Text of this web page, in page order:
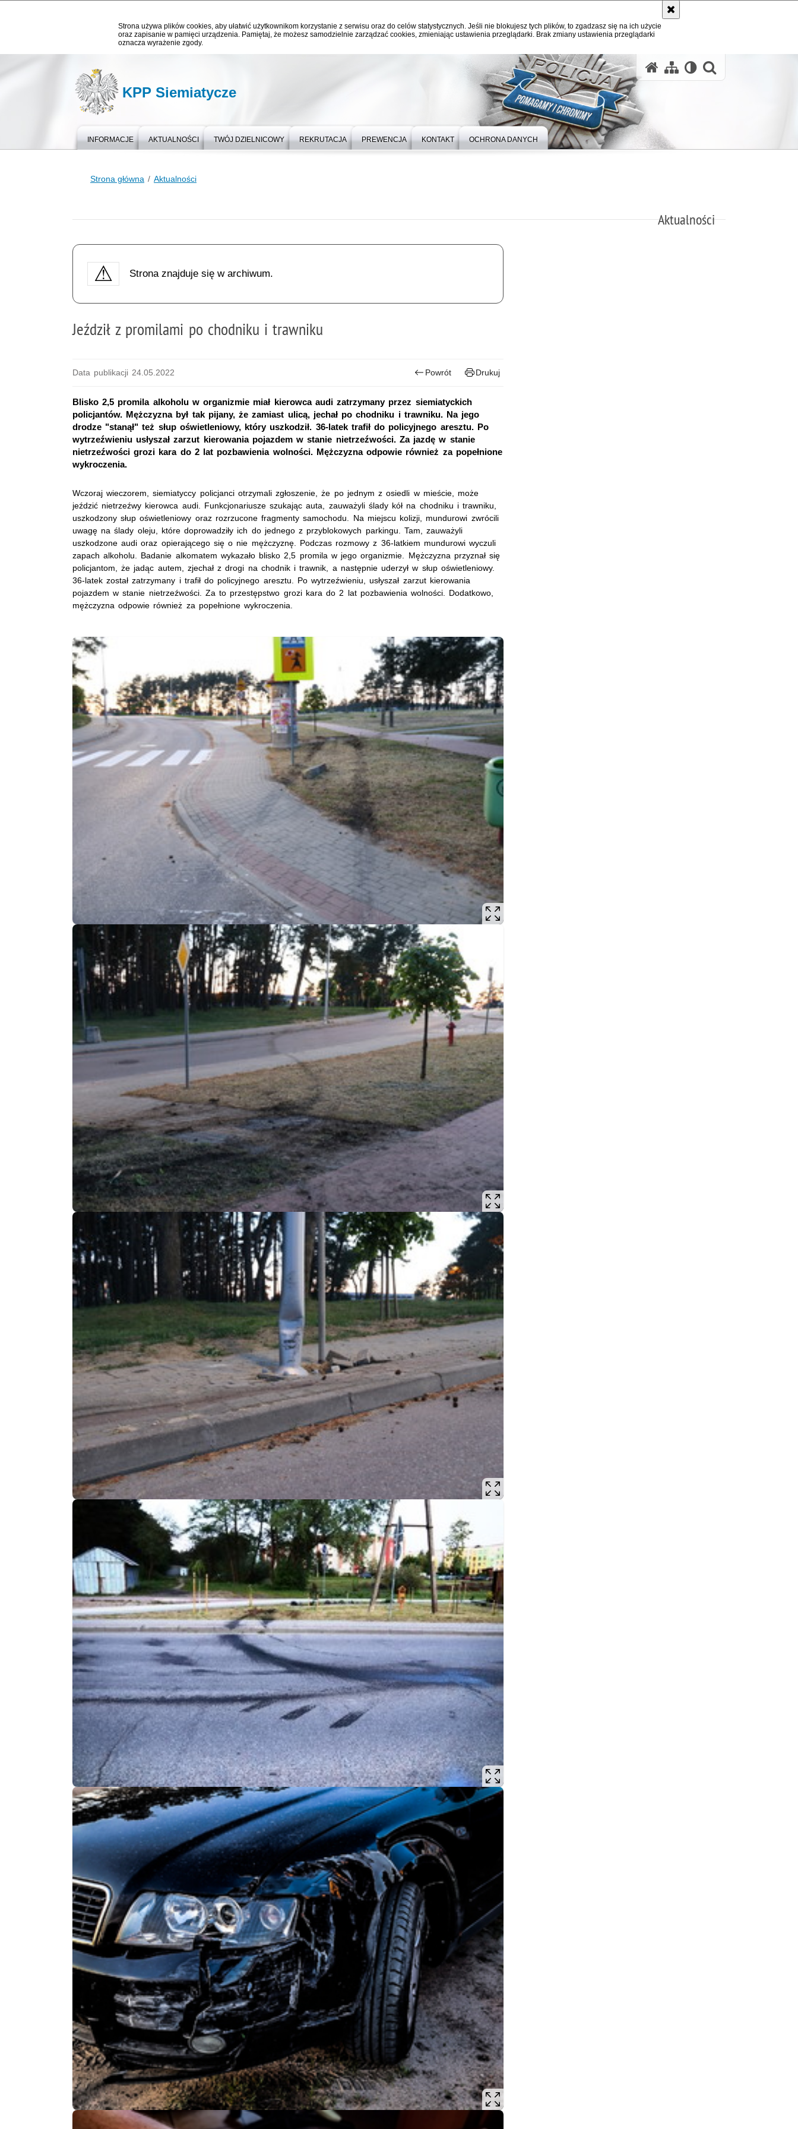
Strona używa plików cookies, aby ułatwić użytkownikom korzystanie z serwisu oraz do celów statystycznych. Jeśli nie blokujesz tych plików, to zgadzasz się na ich użycie
oraz zapisanie w pamięci urządzenia. Pamiętaj, że możesz samodzielnie zarządzać cookies, zmieniając ustawienia przeglądarki. Brak zmiany ustawienia przeglądarki
oznacza wyrażenie zgody.
KPP Siemiatycze
INFORMACJE AKTUALNOŚCI TWÓJ DZIELNICOWY REKRUTACJA PREWENCJA KONTAKT OCHRONA DANYCH
Strona główna Aktualności
Aktualności
Strona znajduje się w archiwum.
Jeździł z promilami po chodniku i trawniku
Data publikacji 24.05.2022 Powrót Drukuj
Blisko 2,5 promila alkoholu w organizmie miał kierowca audi zatrzymany przez siemiatyckich
policjantów. Mężczyzna był tak pijany, że zamiast ulicą, jechał po chodniku i trawniku. Na jego
drodze "stanął" też słup oświetleniowy, który uszkodził. 36-latek trafił do policyjnego aresztu. Po
wytrzeźwieniu usłyszał zarzut kierowania pojazdem w stanie nietrzeźwości. Za jazdę w stanie
nietrzeźwości grozi kara do 2 lat pozbawienia wolności. Mężczyzna odpowie również za popełnione
wykroczenia.
Wczoraj wieczorem, siemiatyccy policjanci otrzymali zgłoszenie, że po jednym z osiedli w mieście, może
jeździć nietrzeźwy kierowca audi. Funkcjonariusze szukając auta, zauważyli ślady kół na chodniku i trawniku,
uszkodzony słup oświetleniowy oraz rozrzucone fragmenty samochodu. Na miejscu kolizji, mundurowi zwrócili
uwagę na ślady oleju, które doprowadziły ich do jednego z przyblokowych parkingu. Tam, zauważyli
uszkodzone audi oraz opierającego się o nie mężczyznę. Podczas rozmowy z 36-latkiem mundurowi wyczuli
zapach alkoholu. Badanie alkomatem wykazało blisko 2,5 promila w jego organizmie. Mężczyzna przyznał się
policjantom, że jadąc autem, zjechał z drogi na chodnik i trawnik, a następnie uderzył w słup oświetleniowy.
36-latek został zatrzymany i trafił do policyjnego aresztu. Po wytrzeźwieniu, usłyszał zarzut kierowania
pojazdem w stanie nietrzeźwości. Za to przestępstwo grozi kara do 2 lat pozbawienia wolności. Dodatkowo,
mężczyzna odpowie również za popełnione wykroczenia.